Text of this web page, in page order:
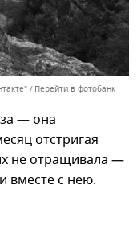
Перейти в фотобанк
— она
отстригая
не отращивала —
вместе с нею.